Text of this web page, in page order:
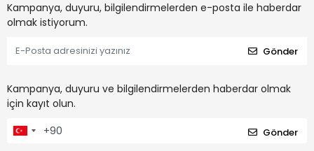
Kampanya, duyuru, bilgilendirmelerden e-posta ile haberdar
olmak istiyorum.
Gönder
Kampanya, duyuru ve bilgilendirmelerden haberdar olmak
için kayıt olun.
Gönder